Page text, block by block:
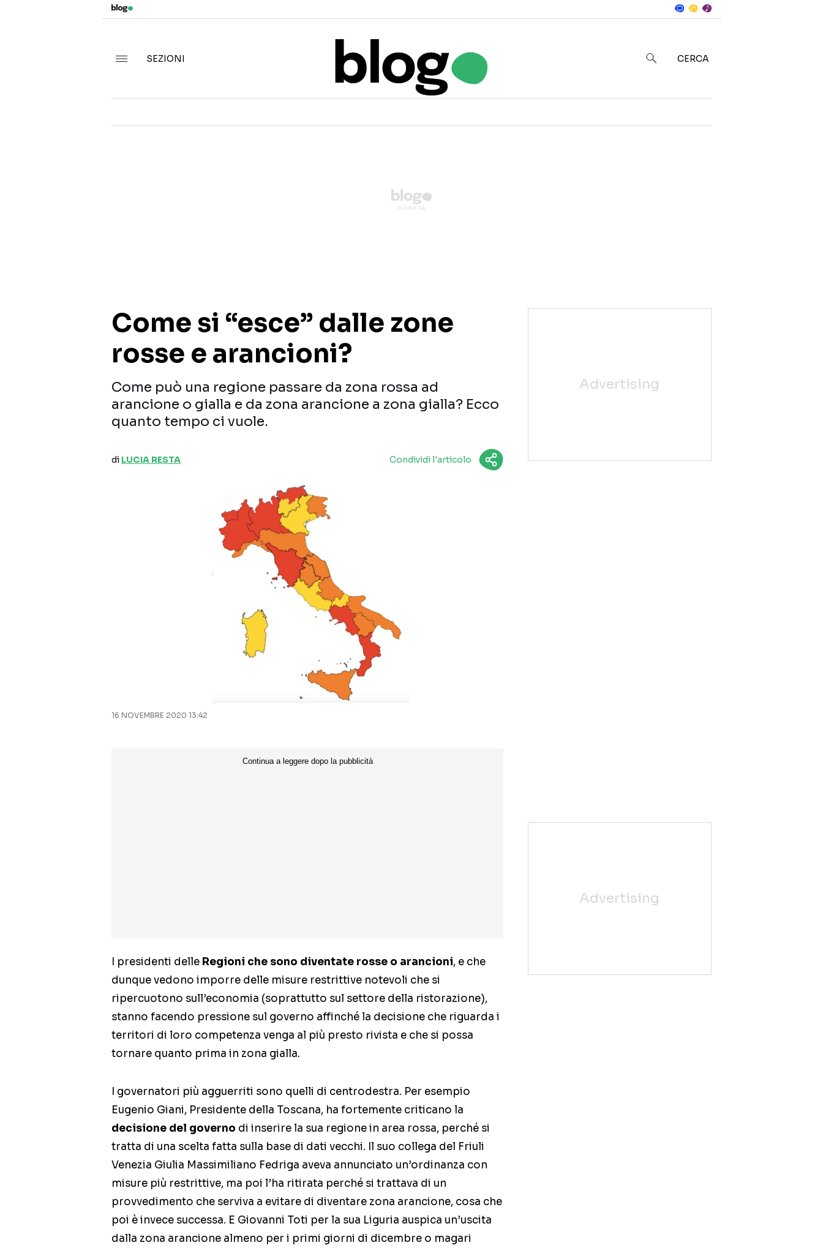
SEZIONI
CERCA
Come si “esce” dalle zone
rosse e arancioni?
Come può una regione passare da zona rossa ad
arancione o gialla e da zona arancione a zona gialla? Ecco
quanto tempo ci vuole.
di LUCIA RESTA Condividi l'articolo
16 NOVEMBRE 2020 13:42
I presidenti delle Regioni che sono diventate rosse o arancioni, e che
dunque vedono imporre delle misure restrittive notevoli che si
ripercuotono sull’economia (soprattutto sul settore della ristorazione),
stanno facendo pressione sul governo affinché la decisione che riguarda i
territori di loro competenza venga al più presto rivista e che si possa
tornare quanto prima in zona gialla.
I governatori più agguerriti sono quelli di centrodestra. Per esempio
Eugenio Giani, Presidente della Toscana, ha fortemente criticano la
decisione del governo di inserire la sua regione in area rossa, perché si
tratta di una scelta fatta sulla base di dati vecchi. Il suo collega del Friuli
Venezia Giulia Massimiliano Fedriga aveva annunciato un’ordinanza con
misure più restrittive, ma poi l’ha ritirata perché si trattava di un
provvedimento che serviva a evitare di diventare zona arancione, cosa che
poi è invece successa. E Giovanni Toti per la sua Liguria auspica un’uscita
dalla zona arancione almeno per i primi giorni di dicembre o magari